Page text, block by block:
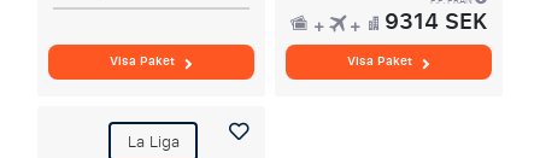
Visa Paket
9314 SEK
Visa Paket
La Liga